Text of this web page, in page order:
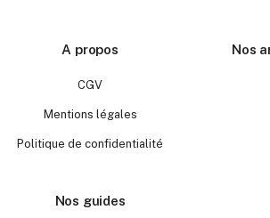
A propos
CGV
Mentions légales
Politique de confidentialité
Nos
Nos guides